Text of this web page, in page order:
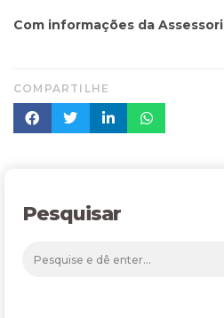
Com informações da
COMPARTILHE
Pesquisar